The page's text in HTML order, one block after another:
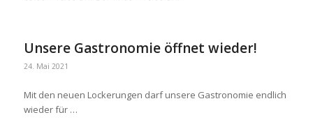
Unsere Gastronomie öffnet wieder!
24. Mai 2021
Mit den neuen Lockerungen darf unsere Gastronomie endlich
wieder für …